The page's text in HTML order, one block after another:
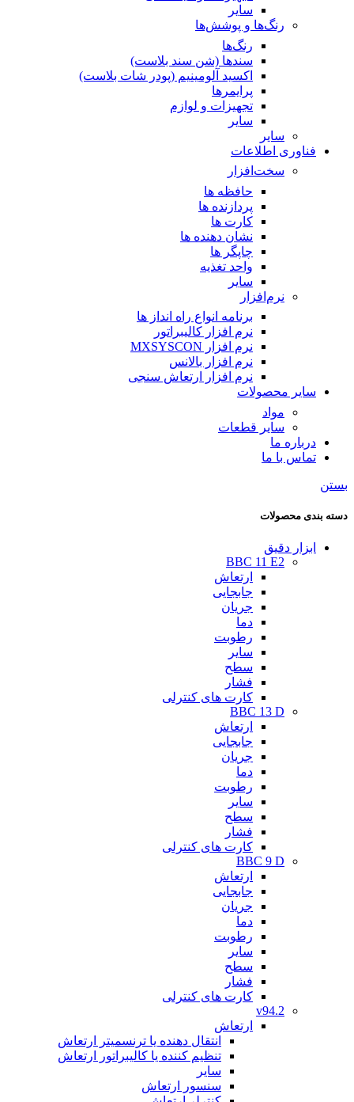
سایر
رنگ‌ها و پوشش‌‌ها
رنگ‌ها
سندها (شن سند بلاست)
اکسید آلومینیم (پودر شات بلاست)
پرایمر‌ها
تجهیزات و لوازم
سایر
سایر
فناوری اطلاعات
سخت‌افزار
حافظه ها
پردازنده ها
کارت ها
نشان دهنده ها
چاپگر ها
واحد تغذیه
سایر
نرم‌افزار
برنامه انواع راه انداز ها
نرم افزار کالیبراتور
نرم افزار MXSYSCON
نرم افزار بالانس
نرم افزار ارتعاش سنجی
سایر محصولات
مواد
سایر قطعات
درباره ما
تماس با ما
بستن
دسته بندی محصولات
ابزار دقیق
BBC 11 E2
ارتعاش
جابجایی
جریان
دما
رطوبت
سایر
سطح
فشار
کارت های کنترلی
BBC 13 D
ارتعاش
جابجایی
جریان
دما
رطوبت
سایر
سطح
فشار
کارت های کنترلی
BBC 9 D
ارتعاش
جابجایی
جریان
دما
رطوبت
سایر
سطح
فشار
کارت های کنترلی
v94.2
ارتعاش
انتقال دهنده یا ترنسمیتر ارتعاش
تنظیم کننده یا کالیبراتور ارتعاش
سایر
سنسور ارتعاش